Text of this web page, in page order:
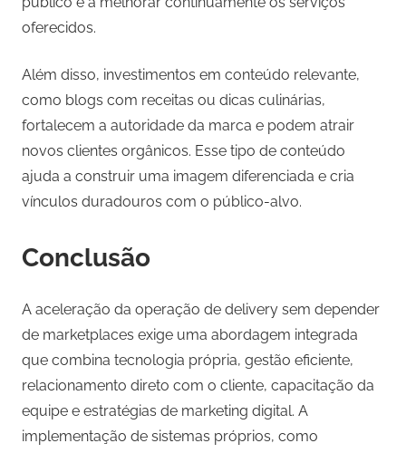
oferecidos.
Além disso, investimentos em conteúdo relevante,
como blogs com receitas ou dicas culinárias,
fortalecem a autoridade da marca e podem atrair
novos clientes orgânicos. Esse tipo de conteúdo
ajuda a construir uma imagem diferenciada e cria
vínculos duradouros com o público-alvo.
Conclusão
A aceleração da operação de delivery sem depender
de marketplaces exige uma abordagem integrada
que combina tecnologia própria, gestão eficiente,
relacionamento direto com o cliente, capacitação da
equipe e estratégias de marketing digital. A
implementação de sistemas próprios, como